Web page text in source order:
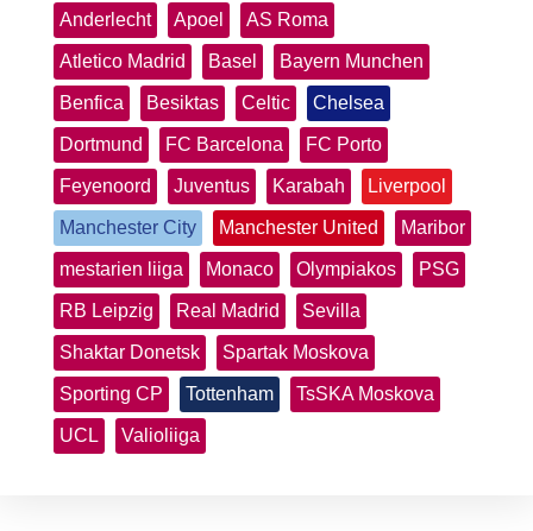
Anderlecht Apoel AS Roma
Atletico Madrid Basel Bayern Munchen
Benfica Besiktas Celtic Chelsea
Dortmund FC Barcelona FC Porto
Feyenoord Juventus Karabah Liverpool
Manchester City Manchester United Maribor
mestarien liiga Monaco Olympiakos PSG
RB Leipzig Real Madrid Sevilla
Shaktar Donetsk Spartak Moskova
Sporting CP Tottenham TsSKA Moskova
UCL Valioliiga